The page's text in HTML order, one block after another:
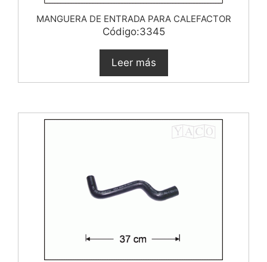
MANGUERA DE ENTRADA PARA CALEFACTOR
Código:3345
Leer más